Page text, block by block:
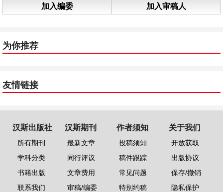
加入编委 加入审稿人
为你推荐
友情链接
汉斯出版社
所有期刊
学科分类
书籍出版
联系我们
汉斯期刊
最新文章
同行评议
文章费用
审稿/编委
作者须知
投稿须知
稿件跟踪
常见问题
特别约稿
关于我们
开放获取
出版协议
保存/撤销
隐私保护